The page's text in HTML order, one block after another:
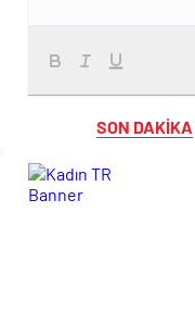
SON DAKİKA